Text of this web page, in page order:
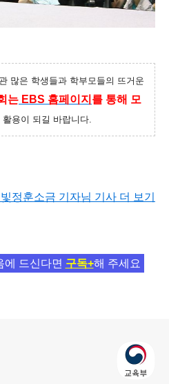
많은 학생들과 학부모들의 뜨거운
는 EBS 홈페이지 를 통해 모
용이 되길 바랍니다.
정훈소금 기자님 기사 더 보기
에 드신다면 구독+해 주세요